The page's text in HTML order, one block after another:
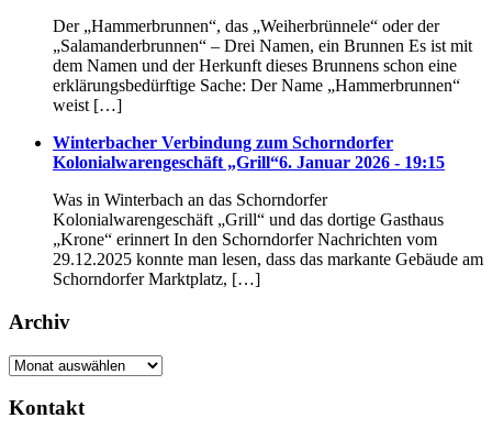
Der „Hammerbrunnen“, das „Weiherbrünnele“ oder der
„Salamanderbrunnen“ – Drei Namen, ein Brunnen Es ist mit
dem Namen und der Herkunft dieses Brunnens schon eine
erklärungsbedürftige Sache: Der Name „Hammerbrunnen“
weist […]
Winterbacher Verbindung zum Schorndorfer
Kolonialwarengeschäft „Grill“6. Januar 2026 - 19:15
Was in Winterbach an das Schorndorfer
Kolonialwarengeschäft „Grill“ und das dortige Gasthaus
„Krone“ erinnert In den Schorndorfer Nachrichten vom
29.12.2025 konnte man lesen, dass das markante Gebäude am
Schorndorfer Marktplatz, […]
Archiv
Archiv
Kontakt